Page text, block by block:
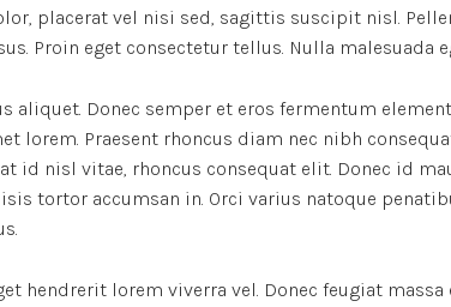
placerat vel nisi sed, sagittis suscipit nisl.
Proin eget consectetur tellus. Nulla malesuada
aliquet. Donec semper et eros fermentum
lorem. Praesent rhoncus diam nec nibh
id nisl vitae, rhoncus consequat elit. Donec id
tortor accumsan in. Orci varius natoque
hendrerit lorem viverra vel. Donec feugiat